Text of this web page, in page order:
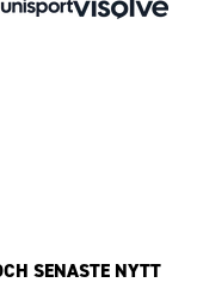
SENASTE NYTT